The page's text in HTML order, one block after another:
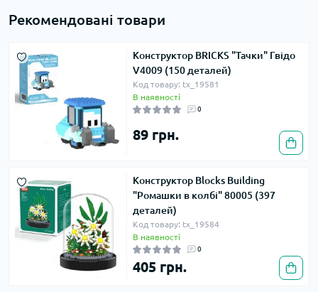
Рекомендовані товари
Конструктор BRICKS "Тачки" Гвідо
V4009 (150 деталей)
Код товару: tx_19581
В наявності
0
89 грн.
Конструктор Blocks Building
"Ромашки в колбі" 80005 (397
деталей)
Код товару: tx_19584
В наявності
0
405 грн.